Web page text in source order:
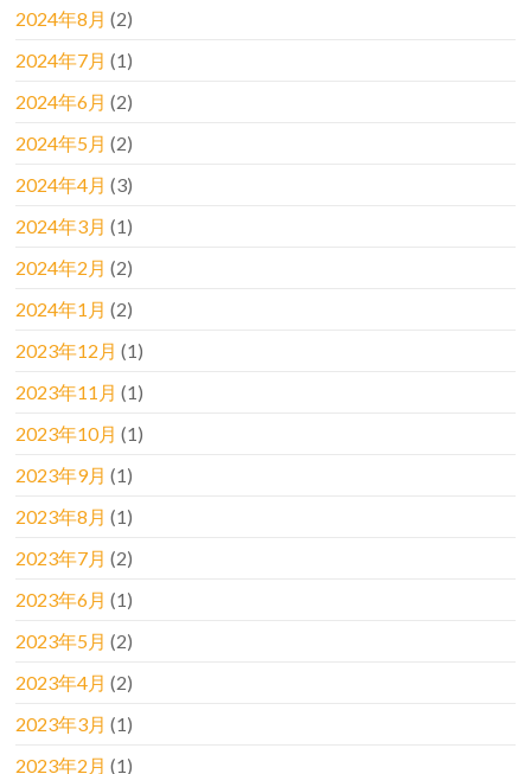
2024年8月 (2)
2024年7月 (1)
2024年6月 (2)
2024年5月 (2)
2024年4月 (3)
2024年3月 (1)
2024年2月 (2)
2024年1月 (2)
2023年12月 (1)
2023年11月 (1)
2023年10月 (1)
2023年9月 (1)
2023年8月 (1)
2023年7月 (2)
2023年6月 (1)
2023年5月 (2)
2023年4月 (2)
2023年3月 (1)
2023年2月 (1)